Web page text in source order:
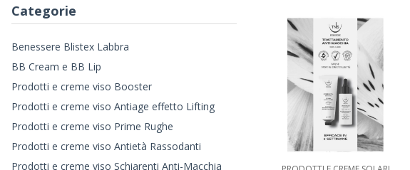
Categorie
Benessere Blistex Labbra
BB Cream e BB Lip
Prodotti e creme viso Booster
Prodotti e creme viso Antiage effetto Lifting
Prodotti e creme viso Prime Rughe
Prodotti e creme viso Antietà Rassodanti
Prodotti e creme viso Schiarenti Anti-Macchia